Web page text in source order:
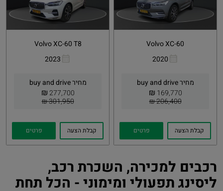
Volvo XC-60
2020
מחיר buy and drive
169,770
₪
206,400 ₪
Whatsapp
קבלת הצעה פרטים
Volvo XC-60 T8
2023
מחיר buy and drive
277,700
₪
301,950 ₪
Whatsapp
קבלת הצעה פרטים
רכבים למכירה, השכרת רכב,
ליסינג תפעולי ומימוני - הכל תחת